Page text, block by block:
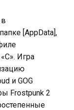
[AppData],
Игра
и GOG
Frostpunk 2